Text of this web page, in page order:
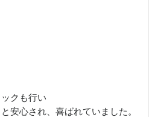
クも行い
安心され、喜ばれていました。